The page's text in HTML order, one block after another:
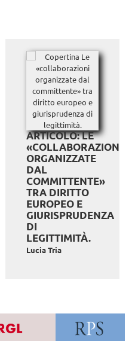
ARTICOLO: LE
«COLLABORAZIONI
ORGANIZZATE
DAL
COMMITTENTE»
TRA DIRITTO
EUROPEO E
GIURISPRUDENZA
DI
LEGITTIMITÀ.
Lucia Tria